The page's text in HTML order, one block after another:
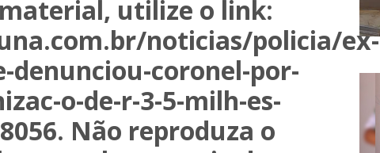
utilize o link:
noticias/policia/ex-
denunciou-coronel-por-
o-de-r-3-5-milh-es-
Não reproduza o